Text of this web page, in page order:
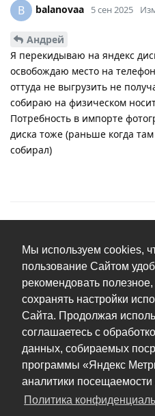
Мы используем cookies,
пользование Сайтом
рекомендовать
сохранять настройки
Сайта. Продолжая
соглашаетесь с
данных, собираемых
программы «Яндекс
аналитики посещаемости
Политика
B balanovaa 5 сен 2025
Андрей
Я перекидываю на яндекс
освобождаю место на
оттуда не выгрузить не
собираю на физическом
Потребность в импорте
диска тоже (раньше когда
собирал)